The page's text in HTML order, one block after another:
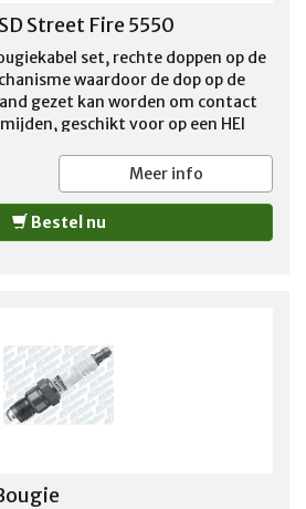
Street Fire 5550
set, rechte doppen op de
waardoor de dop op de
gezet kan worden om contact
geschikt voor op een HEI
dienen zelf met de
te worden, zie de link
watch?
Meer info
Bestel nu